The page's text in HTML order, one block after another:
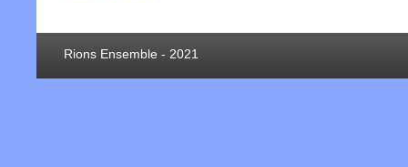
Rions Ensemble - 2021